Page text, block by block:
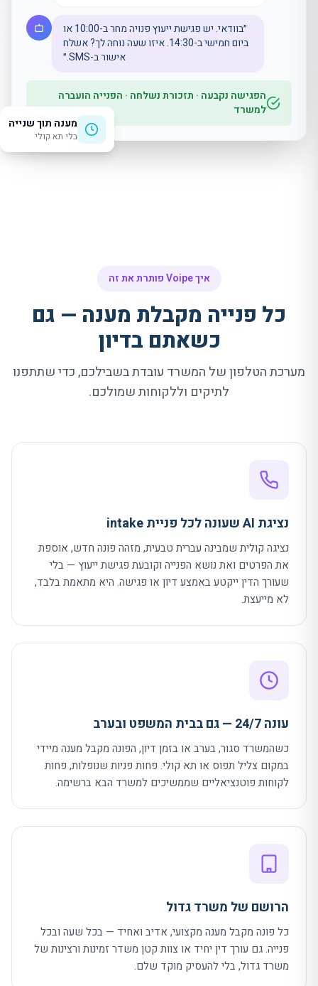
״בוודאי. יש פגישת ייעוץ פנויה מחר ב-10:00 או
ביום חמישי ב-14:30. איזו שעה נוחה לך? אשלח
אישור ב-SMS.״
הפגישה נקבעה · תזכורת נשלחה · הפנייה הועברה
למשרד
מענה תוך שנייה
בלי תא קולי
איך Voipe פותרת את זה
כל פנייה מקבלת מענה — גם
כשאתם בדיון
מערכת הטלפון של המשרד עובדת בשבילכם, כדי שתתפנו
לתיקים וללקוחות שמולכם.
נציגת AI שעונה לכל פניית intake
נציגה קולית שמבינה עברית טבעית, מזהה פונה חדש, אוספת
את הפרטים ואת נושא הפנייה וקובעת פגישת ייעוץ — בלי
שעורך הדין ייקטע באמצע דיון או פגישה. היא מתאמת בלבד,
לא מייעצת.
עונה 24/7 — גם בבית המשפט ובערב
כשהמשרד סגור, בערב או בזמן דיון, הפונה מקבל מענה מיידי
במקום צליל תפוס או תא קולי. פחות פניות שנופלות, פחות
לקוחות פוטנציאליים שממשיכים למשרד הבא ברשימה.
הרושם של משרד גדול
כל פונה מקבל מענה מקצועי, אדיב ואחיד — בכל שעה ובכל
פנייה. גם עורך דין יחיד או צוות קטן משדר זמינות ורצינות של
משרד גדול, בלי להעסיק מוקד שלם.